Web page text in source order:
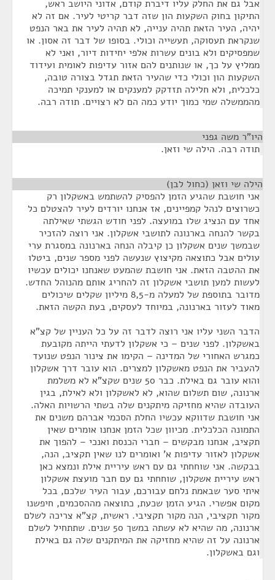
אבל גם את החלק עליו דיברת קודם, אדוני היושב ראש,
התיקון בחוק השקעות הון שזה דבר קריטי לעיר. אם זה לא
יהיה, העיר הזאת תהיה ענייה, לא תהיה לעיר את באר הנפט
שנקראת תעסוקה, תעשייה וכולי. בסופו של דבר זה אסון. או
שמפסיקים ולא בונים עשרות אלפי יחידות דיור, ואני לא
ממליץ על כך, או שנותנים להם אזור עדיפות לאומית ועידוד
השקעות הון וכולי כדי שהעיר הזאת תגדל בצורה טובה,
כלכלית, ולא חלילה תזדקק למענקים או למענקי תמיכה
מהממשלה שמי כמוך יודע כמה הם לא רצויים. תודה רבה.
היו"ר משה גפני
תודה רבה. הילה שי וזאן.
הילה שי וזאן (כחול לבן)
אני חושבת שהגיע הזמן להפסיק להשתמש באשקלון רק
כשרוצים לנהל קמפיינים, אז אנחנו יורדים לעיר להצטלם כל
אחד עם הנציג שלו במועצה. לפני חודש הגשתי שאילתה
בקשר להנחה בארנונה לתושבי אשקלון. אני רוצה להזכיר
שבמשך שנים אשקלון כן קיבלה הנחה בארנונה במסגרת ערי
עולים אבל כתוצאה מקיצוץ שנעשה לפני מספר שנים, ביטלו
את ההטבה הזאת. אני חושבת שהמעט שאנחנו יכולים עכשיו
לעשות למען תושבי אשקלון זה להחריג אותם מהנוהל החדש.
מדובר בתוספת של למעלה מ-8,5 מיליון שקלים שיכולים
מאוד לעזור בארנונה, במיוחד לעסקים, בעת הקשה הזאת.
הדבר השני עליו אני רוצה לדבר זה על כל העניין של קצ"א
באשקלון. לפני שנים – כי אשקלון לדעתי הייתה מקובעת
כמגרש האחורי של המדינה – הקימו את צינור הנפט שנועד
להעביר את הנפט מאשקלון למצרים. הוא עובר דרך אשקלון
והוא עובר גם באילת. כבר 50 שנים שקצ"א לא משלמת
ארנונה, שום תשלום שהוא, לא לאשקלון ולא לאילת, בגין
העובדה שהיא מחזיקה מיתקנים שלה בשתי הרשויות האלה.
אני חושבת שדווקא עכשיו החלת הסכמי אברהם משנים את
התמונה הכלכלית. מכיוון שכל הזמן אנחנו אומרים שאין
תקציב, אנחנו מבקשים – חברי הכנסת ואנכי – להפוך את
אשקלון לאזור עדיפות א' ואומרים לנו שאין תקציב, הנה,
בבקשה. אני שוחחתי גם עם ראש עיריית אילת ונמצא כאן
ראש עיריית אשקלון, שוחחתי גם עם חבר מועצת אשקלון
איתי סער שבאמת נלחם עבורכם, עבור העיר שלכם, בכל
מקום אפשרי. הגיע הזמן שכעת, כתוצאה מההסכמים, חיפשנו
מקור תקציבי, הנה מקור תקציבי. ראשית, קצ"א צריכה לשלם
ארנונה, מה שהיא לא עשתה במשך 50 שנים. שתתחיל לשלם
ארנונה על זה שהיא מחזיקה את המיתקנים שלה גם באילת
וגם באשקלון.